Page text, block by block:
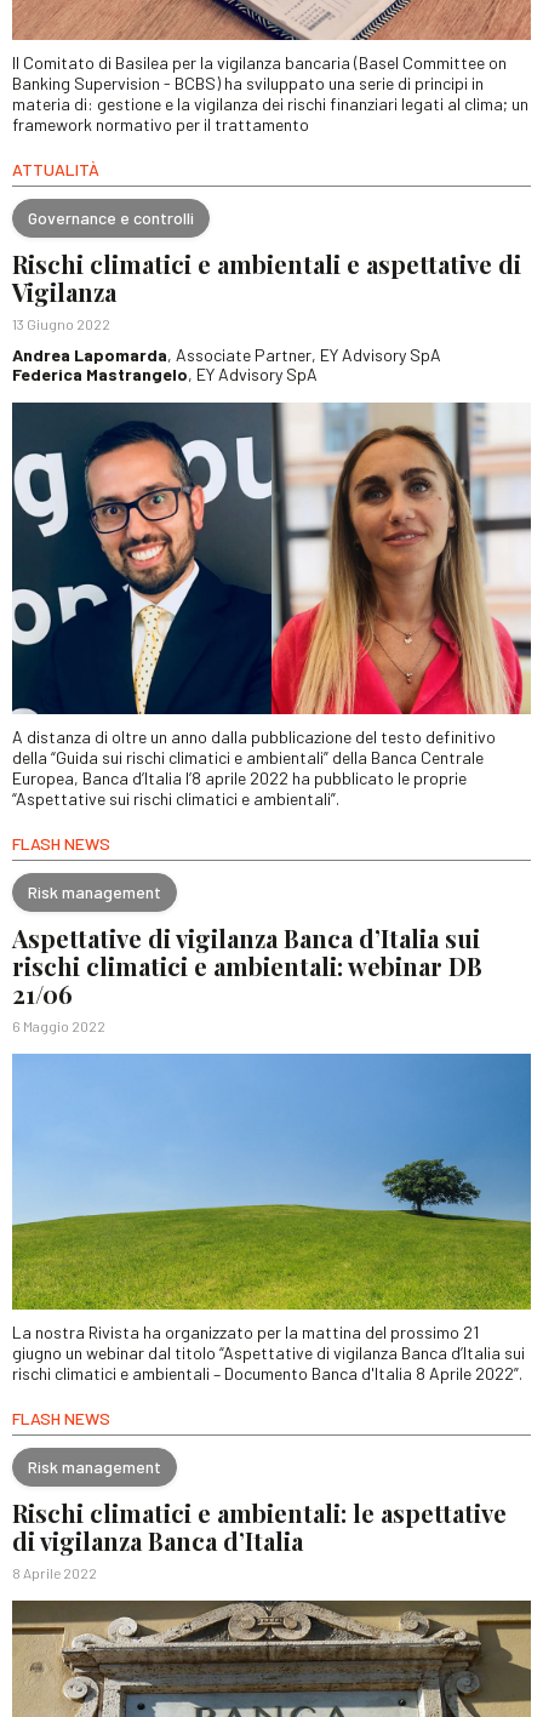
Il Comitato di Basilea per la vigilanza bancaria (Basel Committee on
Banking Supervision - BCBS) ha sviluppato una serie di principi in
materia di: gestione e la vigilanza dei rischi finanziari legati al clima; un
framework normativo per il trattamento
ATTUALITÀ
Governance e controlli
Rischi climatici e ambientali e aspettative di
Vigilanza
13 Giugno 2022
Andrea Lapomarda, Associate Partner, EY Advisory SpA
Federica Mastrangelo, EY Advisory SpA
A distanza di oltre un anno dalla pubblicazione del testo definitivo
della “Guida sui rischi climatici e ambientali” della Banca Centrale
Europea, Banca d’Italia l’8 aprile 2022 ha pubblicato le proprie
“Aspettative sui rischi climatici e ambientali”.
FLASH NEWS
Risk management
Aspettative di vigilanza Banca d’Italia sui
rischi climatici e ambientali: webinar DB
21/06
6 Maggio 2022
La nostra Rivista ha organizzato per la mattina del prossimo 21
giugno un webinar dal titolo “Aspettative di vigilanza Banca d’Italia sui
rischi climatici e ambientali – Documento Banca d'Italia 8 Aprile 2022”.
FLASH NEWS
Risk management
Rischi climatici e ambientali: le aspettative
di vigilanza Banca d’Italia
8 Aprile 2022